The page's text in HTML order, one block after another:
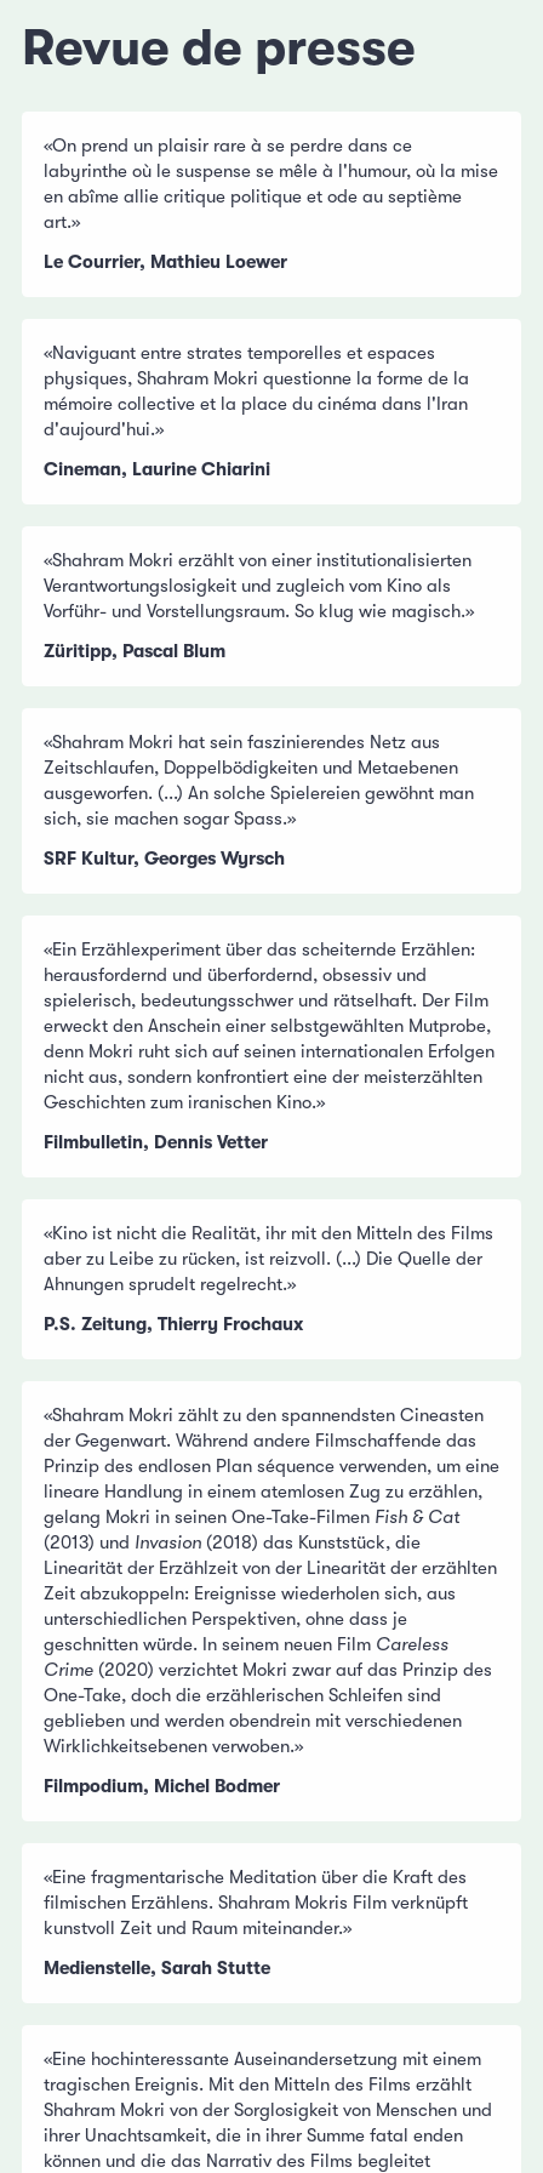
Revue de presse
«On prend un plaisir rare à se perdre dans ce
labyrinthe où le suspense se mêle à l'humour, où la mise
en abîme allie critique politique et ode au septième
art.»
Le Courrier, Mathieu Loewer
«Naviguant entre strates temporelles et espaces
physiques, Shahram Mokri questionne la forme de la
mémoire collective et la place du cinéma dans l'Iran
d'aujourd'hui.»
Cineman, Laurine Chiarini
«Shahram Mokri erzählt von einer institutionalisierten
Verantwortungslosigkeit und zugleich vom Kino als
Vorführ- und Vorstellungsraum. So klug wie magisch.»
Züritipp, Pascal Blum
«Shahram Mokri hat sein faszinierendes Netz aus
Zeitschlaufen, Doppelbödigkeiten und Metaebenen
ausgeworfen. (...) An solche Spielereien gewöhnt man
sich, sie machen sogar Spass.»
SRF Kultur, Georges Wyrsch
«Ein Erzählexperiment über das scheiternde Erzählen:
herausfordernd und überfordernd, obsessiv und
spielerisch, bedeutungsschwer und rätselhaft. Der Film
erweckt den Anschein einer selbstgewählten Mutprobe,
denn Mokri ruht sich auf seinen internationalen Erfolgen
nicht aus, sondern konfrontiert eine der meisterzählten
Geschichten zum iranischen Kino.»
Filmbulletin, Dennis Vetter
«Kino ist nicht die Realität, ihr mit den Mitteln des Films
aber zu Leibe zu rücken, ist reizvoll. (...) Die Quelle der
Ahnungen sprudelt regelrecht.»
P.S. Zeitung, Thierry Frochaux
«Shahram Mokri zählt zu den spannendsten Cineasten
der Gegenwart. Während andere Filmschaffende das
Prinzip des endlosen Plan séquence verwenden, um eine
lineare Handlung in einem atemlosen Zug zu erzählen,
gelang Mokri in seinen One-Take-Filmen Fish & Cat
(2013) und Invasion (2018) das Kunststück, die
Linearität der Erzählzeit von der Linearität der erzählten
Zeit abzukoppeln: Ereignisse wiederholen sich, aus
unterschiedlichen Perspektiven, ohne dass je
geschnitten würde. In seinem neuen Film Careless
Crime (2020) verzichtet Mokri zwar auf das Prinzip des
One-Take, doch die erzählerischen Schleifen sind
geblieben und werden obendrein mit verschiedenen
Wirklichkeitsebenen verwoben.»
Filmpodium, Michel Bodmer
«Eine fragmentarische Meditation über die Kraft des
filmischen Erzählens. Shahram Mokris Film verknüpft
kunstvoll Zeit und Raum miteinander.»
Medienstelle, Sarah Stutte
«Eine hochinteressante Auseinandersetzung mit einem
tragischen Ereignis. Mit den Mitteln des Films erzählt
Shahram Mokri von der Sorglosigkeit von Menschen und
ihrer Unachtsamkeit, die in ihrer Summe fatal enden
können und die das Narrativ des Films begleitet